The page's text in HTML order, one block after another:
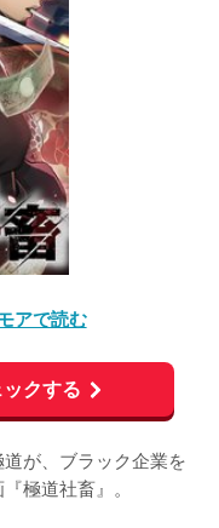
アで読む
クする
が、ブラック企業を
極道社畜』。